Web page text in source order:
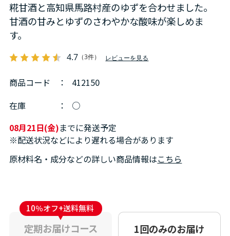
糀甘酒と高知県馬路村産のゆずを合わせました。
甘酒の甘みとゆずのさわやかな酸味が楽しめま
す。
4.7 （3件） レビューを見る
商品コード ：
412150
在庫
： ○
定期お届けコース 1回のみのお届け
10％オフ+送料無料
08月21日(金)までに発送予定
※配送状況などにより遅れる場合があります
原材料名・成分などの詳しい商品情報はこちら